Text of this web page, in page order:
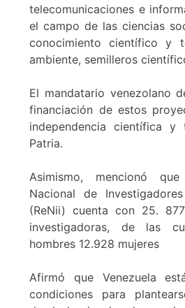
telecomunicaciones e
el campo de las ciencias
conocimiento científico y
ambiente, semilleros
El mandatario venezolano
financiación de estos
independencia científica
Patria.
Asimismo, mencionó
Nacional de
(ReNii) cuenta con 25.
investigadoras, de las
hombres 12.928 mujeres
Afirmó que Venezuela
condiciones para